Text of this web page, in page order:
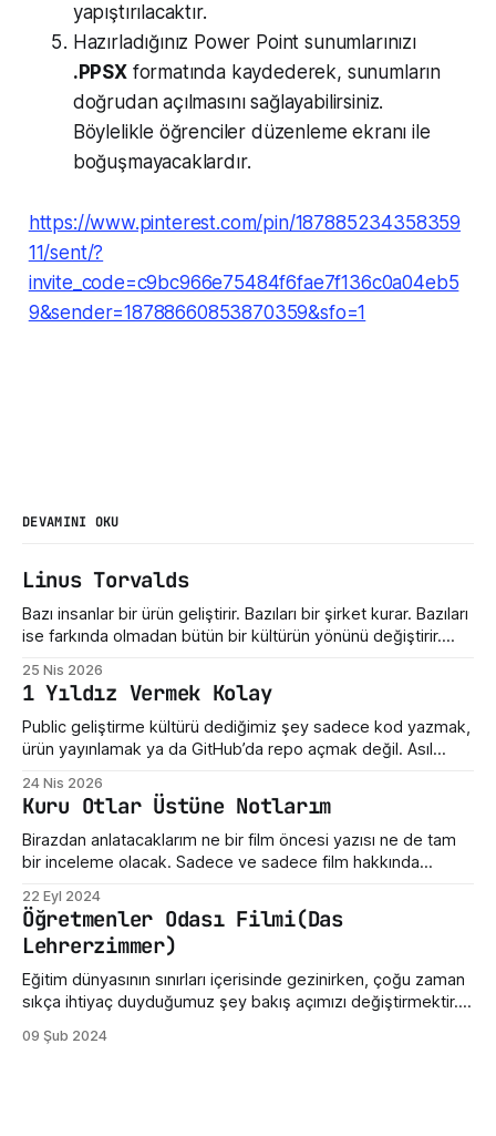
yapıştırılacaktır.
Hazırladığınız Power Point sunumlarınızı
.PPSXformatında kaydederek, sunumların
doğrudan açılmasını sağlayabilirsiniz.
Böylelikle öğrenciler düzenleme ekranı ile
boğuşmayacaklardır.
https://www.pinterest.com/pin/187885234358359
11/sent/?
invite_code=c9bc966e75484f6fae7f136c0a04eb5
9&sender=18788660853870359&sfo=1
DEVAMINI OKU
Linus Torvalds
Bazı insanlar bir ürün geliştirir. Bazıları bir şirket kurar. Bazıları
ise farkında olmadan bütün bir kültürün yönünü değiştirir.
şey sadece bir işletim sistemi çekirdeği değil. Sunucuların,
telefonların, gömülü sistemlerin, süper bilgisayarların,
geliştirici araçlarının ve modern internet altyapısının sessiz
taşıyıcılarından biri. Ama hikayenin
25 Nis 2026
1 Yıldız Vermek Kolay
Public geliştirme kültürü dediğimiz şey sadece kod yazmak,
ürün yayınlamak ya da GitHub’da repo açmak değil. Asıl
gördüğümüzde ne yaptığımız. Eksik bir özellik fark
ettiğimizde nasıl konuştuğumuz. Bir geliştiricinin henüz
olgunlaşmamış fikrine verdiğimiz tepki. Maalesef bizde çoğu
zaman bu kültür destek
24 Nis 2026
Kuru Otlar Üstüne Notlarım
Birazdan anlatacaklarım ne bir film öncesi yazısı ne de tam
bir inceleme olacak. Sadece ve sadece film hakkında
Ceylan'ın son filmi "Kuru Otlar Üstüne" filmini izledim ve filmin
etkisi üzerimdeyken bir şeyler karalamak istedim. Açıkçası,
bu film beni
22 Eyl 2024
Öğretmenler Odası Filmi(Das
Lehrerzimmer)
Eğitim dünyasının sınırları içerisinde gezinirken, çoğu zaman
sıkça ihtiyaç duyduğumuz şey bakış açımızı değiştirmektir.
Öğretmenler Odası filmi, gerçek bir öğretmen odasının iç
09 Şub 2024